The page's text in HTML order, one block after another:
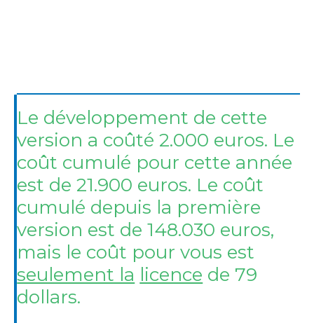
Le développement de cette
version a coûté 2.000 euros. Le
coût cumulé pour cette année
est de 21.900 euros. Le coût
cumulé depuis la première
version est de 148.030 euros,
mais le coût pour vous est
seulement la licence de 79
dollars.